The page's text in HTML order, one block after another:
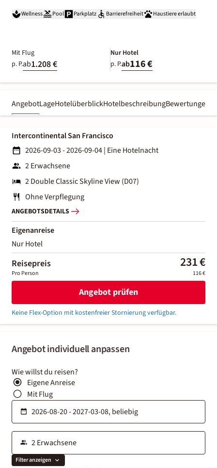
Wellness Pool Parkplatz Barrierefreiheit Haustiere erlaubt
Mit Flug
p. P.ab1.208 €
Nur Hotel
p. P.ab116 €
AngebotLageHotelüberblickHotelbeschreibungBewertungen
Angebot individuell anpassen
Wie willst du reisen?
Eigene Anreise
Mit Flug
Filter anzeigen
Intercontinental San Francisco
2026-09-03 - 2026-09-04| Eine Hotelnacht
2 Erwachsene
2 Double Classic Skyline View (D07)
Ohne Verpflegung
ANGEBOTSDETAILS
Eigenanreise
Nur Hotel
Reisepreis 231 €
Pro Person 116 €
Angebot prüfen
Keine Flex-Option mit kostenfreier Stornierung verfügbar.